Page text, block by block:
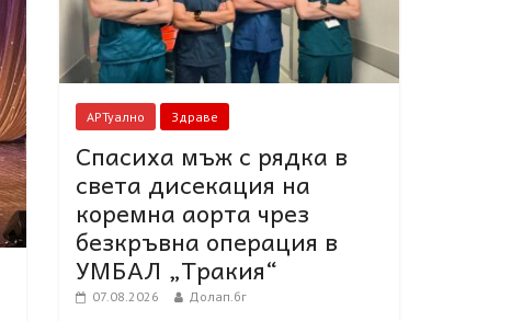
АРТуално Здраве
Спасиха мъж с рядка в
света дисекация на
коремна аорта чрез
безкръвна операция в
УМБАЛ „Тракия“
07.08.2026 Долап.бг